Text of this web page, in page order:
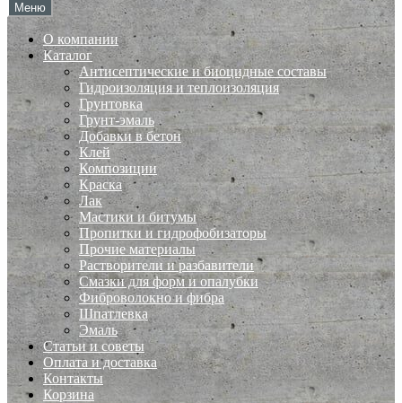
Меню
О компании
Каталог
Антисептические и биоцидные составы
Гидроизоляция и теплоизоляция
Грунтовка
Грунт-эмаль
Добавки в бетон
Клей
Композиции
Краска
Лак
Мастики и битумы
Пропитки и гидрофобизаторы
Прочие материалы
Растворители и разбавители
Смазки для форм и опалубки
Фиброволокно и фибра
Шпатлевка
Эмаль
Статьи и советы
Оплата и доставка
Контакты
Корзина